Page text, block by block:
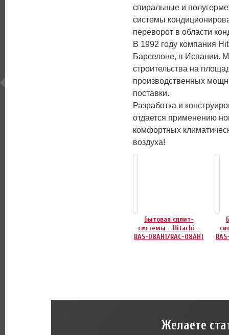
спиральные и
системы
переворот в области
В 1992 году компания
Барселоне, в Испании.
строительства на
производственных
поставки.
Разработка и
отдается применению
комфортных
воздуха!
Бытовая сплит-
системы - Hitachi -
RAS-08AH1/RAC-08AH1
Желаете